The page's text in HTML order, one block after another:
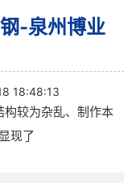
-泉州博业
18:48:13
构较为杂乱、制作本
现了